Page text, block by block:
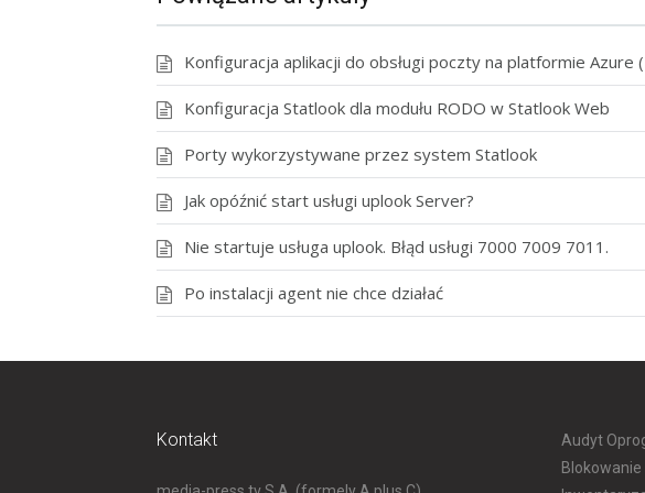
Konfiguracja aplikacji do obsługi poczty na platformie Azure
Konfiguracja Statlook dla modułu RODO w Statlook Web
Porty wykorzystywane przez system Statlook
Jak opóźnić start usługi uplook Server?
Nie startuje usługa uplook. Błąd usługi 7000 7009 7011.
Po instalacji agent nie chce działać
Kontakt
Audyt